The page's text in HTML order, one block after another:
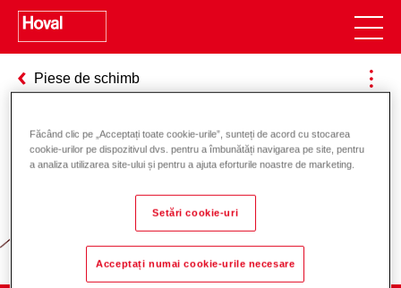
Piese de schimb
Responsabilitate pentru energie și
mediu
Făcând clic pe „Acceptați toate cookie-urile”, sunteți de acord cu stocarea
cookie-urilor pe dispozitivul dvs. pentru a îmbunătăți navigarea pe site, pentru
a analiza utilizarea site-ului și pentru a ajuta eforturile noastre de marketing.
Setări cookie-uri
Acceptați numai cookie-urile necesare